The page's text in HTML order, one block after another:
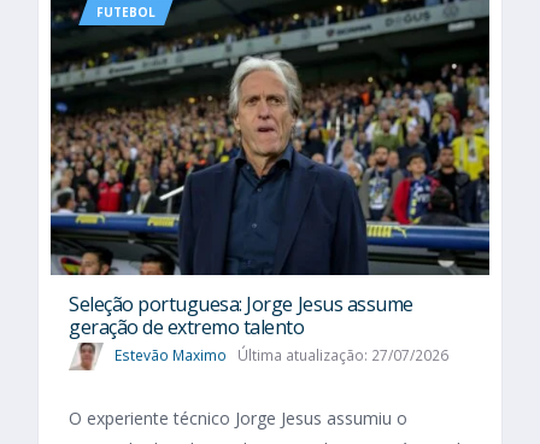
FUTEBOL
Seleção portuguesa: Jorge Jesus assume
geração de extremo talento
Estevão Maximo Última atualização: 27/07/2026
O experiente técnico Jorge Jesus assumiu o